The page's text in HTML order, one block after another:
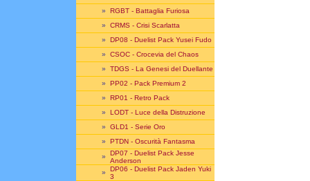
» RGBT - Battaglia Furiosa
» CRMS - Crisi Scarlatta
» DP08 - Duelist Pack Yusei Fudo
» CSOC - Crocevia del Chaos
» TDGS - La Genesi del Duellante
» PP02 - Pack Premium 2
» RP01 - Retro Pack
» LODT - Luce della Distruzione
» GLD1 - Serie Oro
» PTDN - Oscurità Fantasma
» DP07 - Duelist Pack Jesse
Anderson
» DP06 - Duelist Pack Jaden Yuki
3